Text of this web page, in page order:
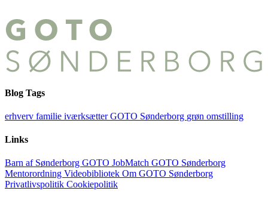
Blog Tags
erhverv familie iværksætterGOTO Sønderborg grøn omstilling
Links
Barn af Sønderborg GOTO JobMatch GOTO Sønderborg
Mentorordning Videobibliotek Om GOTO Sønderborg
Privatlivspolitik Cookiepolitik